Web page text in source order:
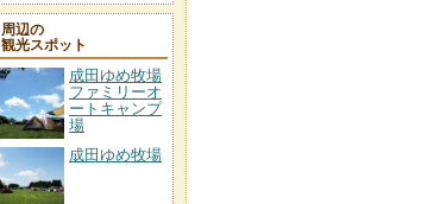
周辺の
観光スポット
成田ゆめ牧場
ファミリーオ
ートキャンプ
場
成田ゆめ牧場